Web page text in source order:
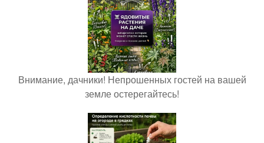
Внимание, дачники! Непрошенных гостей на вашей
земле остерегайтесь!